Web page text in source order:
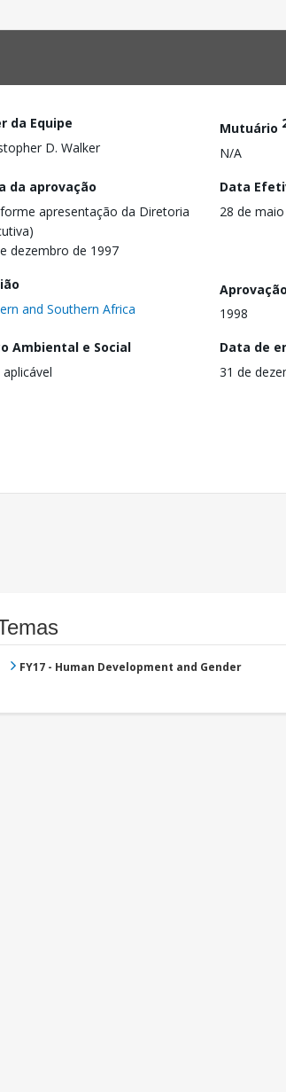
da Equipe
D. Walker
Mutuário
N/A
da aprovação
apresentação da Diretoria
dezembro de 1997
Data
28 de
and Southern Africa
1998
Ambiental e Social
Data de
31 de
FY17 - Human Development and Gender